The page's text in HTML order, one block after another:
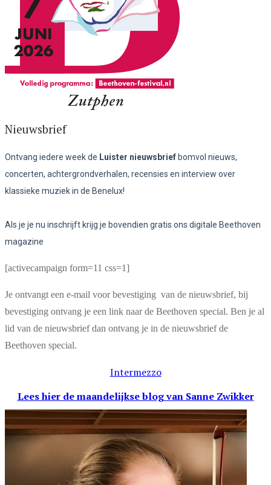
Nieuwsbrief
Ontvang iedere week de Luister nieuwsbrief bomvol nieuws,
concerten, achtergrondverhalen, recensies en interview over
klassieke muziek in de Benelux!
Als je je nu inschrijft krijg je bovendien gratis ons digitale Beethoven
magazine
[activecampaign form=11 css=1]
Je ontvangt een e-mail voor bevestiging van de nieuwsbrief, bij
bevestiging ontvang je een link naar de Beethoven special. Ben je al
lid van de nieuwsbrief dan ontvang je in de nieuwsbrief de
Beethoven special.
Intermezzo
Lees hier de maandelijkse blogvan Sanne Zwikker